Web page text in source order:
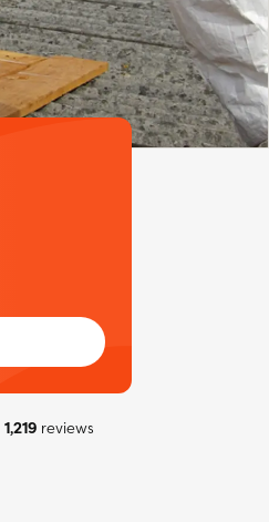
1,219reviews